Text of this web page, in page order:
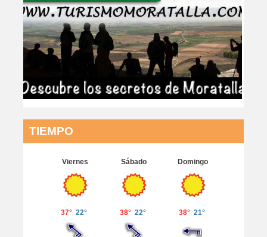
TIEMPO